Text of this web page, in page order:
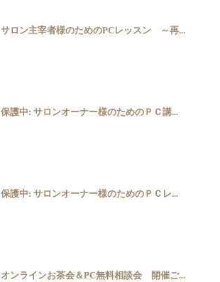
サロン主宰者様のためのPCレッスン ～再...
保護中: サロンオーナー様のためのＰＣ講...
保護中: サロンオーナー様のためのＰＣレ...
オンラインお茶会＆PC無料相談会 開催ご...